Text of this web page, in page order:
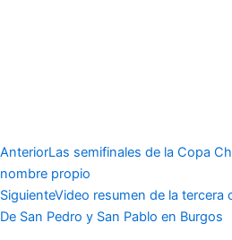
AnteriorLas semifinales de la Copa
nombre propio
SiguienteVideo resumen de la tercera
De San Pedro y San Pablo en Burgos